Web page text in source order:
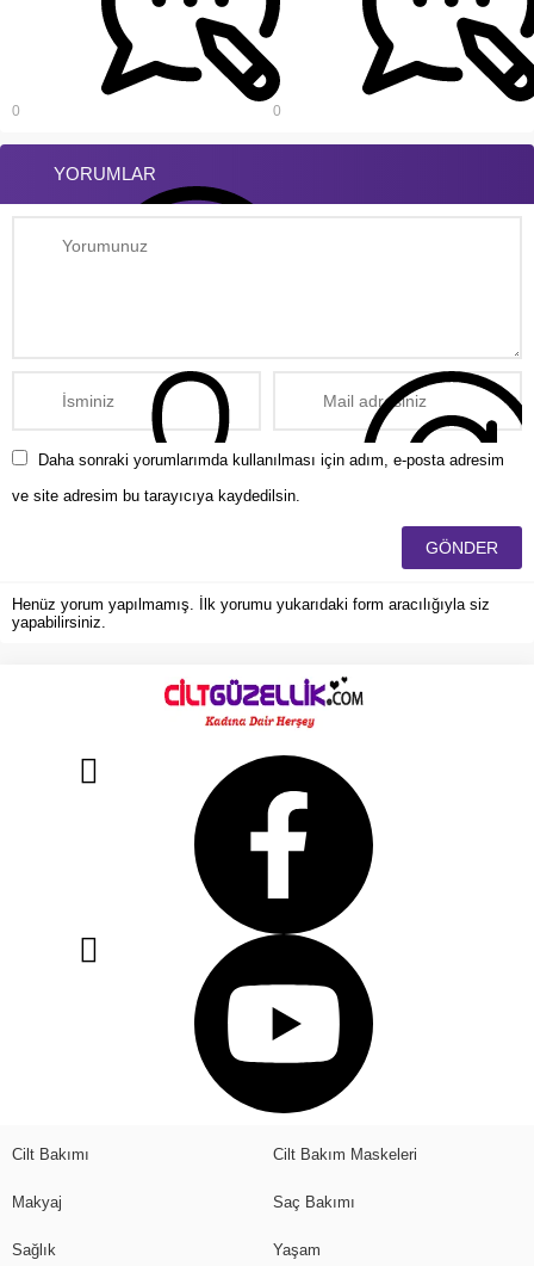
0 0
YORUMLAR
Daha sonraki yorumlarımda kullanılması için adım, e-posta adresim
ve site adresim bu tarayıcıya kaydedilsin.
Henüz yorum yapılmamış. İlk yorumu yukarıdaki form aracılığıyla siz
yapabilirsiniz.
Cilt Bakımı Cilt Bakım Maskeleri
Makyaj Saç Bakımı
Sağlık Yaşam